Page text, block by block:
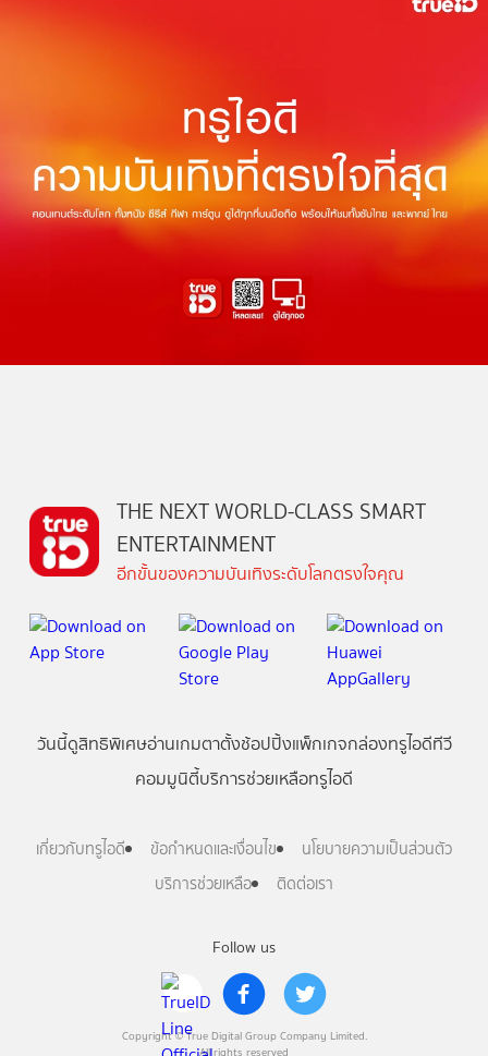
Follow us
Copyright © True Digital Group Company Limited.
All rights reserved
THE NEXT WORLD-CLASS SMART
ENTERTAINMENT
อีกขั้นของความบันเทิงระดับโลกตรงใจคุณ
วันนี้ดูสิทธิพิเศษอ่านเกมตาตั้งช้อปปิ้งแพ็กเกจกล่องทรูไอดีทีวี
คอมมูนิตี้บริการช่วยเหลือทรูไอดี
เกี่ยวกับทรูไอดี ข้อกำหนดและเงื่อนไข
นโยบายความเป็นส่วนตัว
บริการช่วยเหลือ
ติดต่อเรา